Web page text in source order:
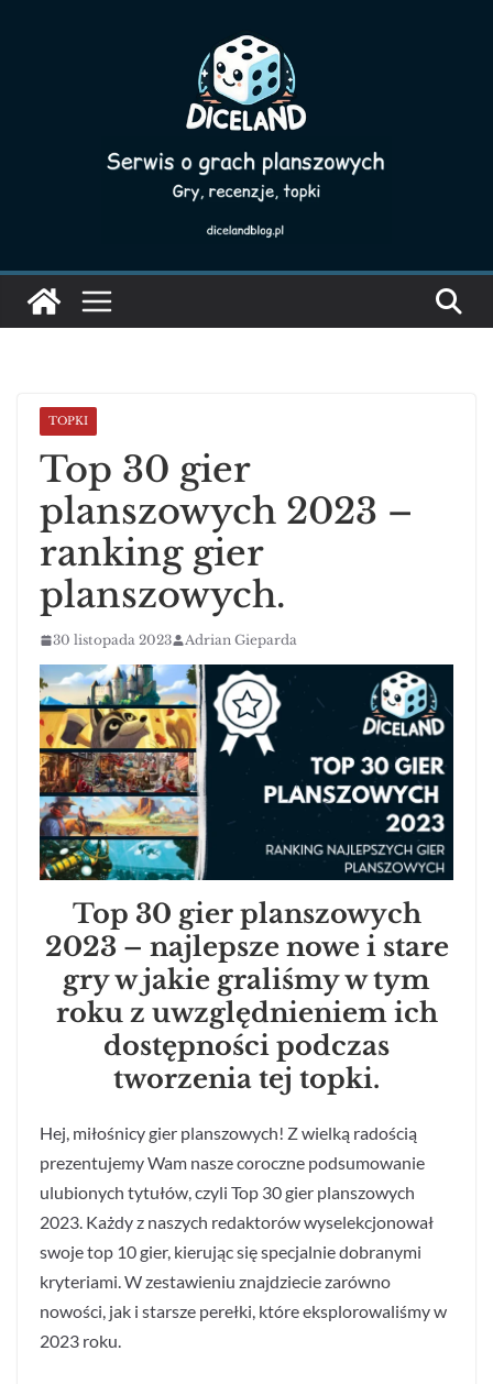
TOPKI
Top 30 gier
planszowych 2023 –
ranking gier
planszowych.
30 listopada 2023 Adrian Gieparda
Top 30 gier planszowych
2023 – najlepsze nowe i stare
gry w jakie graliśmy w tym
roku z uwzględnieniem ich
dostępności podczas
tworzenia tej topki.
Hej, miłośnicy gier planszowych! Z wielką radością
prezentujemy Wam nasze coroczne podsumowanie
ulubionych tytułów, czyli Top 30 gier planszowych
2023. Każdy z naszych redaktorów wyselekcjonował
swoje top 10 gier, kierując się specjalnie dobranymi
kryteriami. W zestawieniu znajdziecie zarówno
nowości, jak i starsze perełki, które eksplorowaliśmy w
2023 roku.